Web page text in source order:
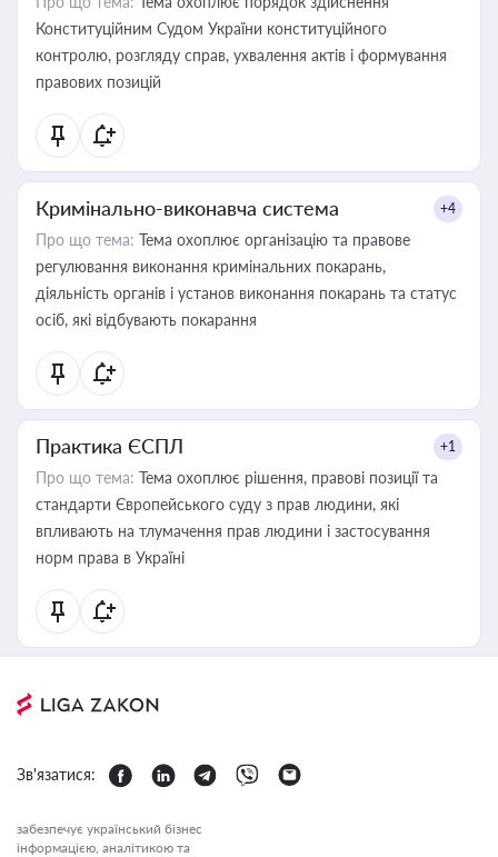
Конституційним Судом України конституційного
контролю, розгляду справ, ухвалення актів і формування
правових позицій
Кримінально-виконавча система +4
Про що тема: Тема охоплює організацію та правове
регулювання виконання кримінальних покарань,
діяльність органів і установ виконання покарань та статус
осіб, які відбувають покарання
Практика ЄСПЛ +1
Про що тема: Тема охоплює рішення, правові позиції та
стандарти Європейського суду з прав людини, які
впливають на тлумачення прав людини і застосування
норм права в Україні
Зв'язатися:
забезпечує український бізнес
інформацією, аналітикою та